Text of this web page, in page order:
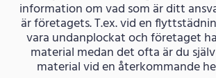
information om vad som är ditt
är företagets. T.ex. vid en
vara undanplockat och företaget
material medan det ofta är du
material vid en återkommande